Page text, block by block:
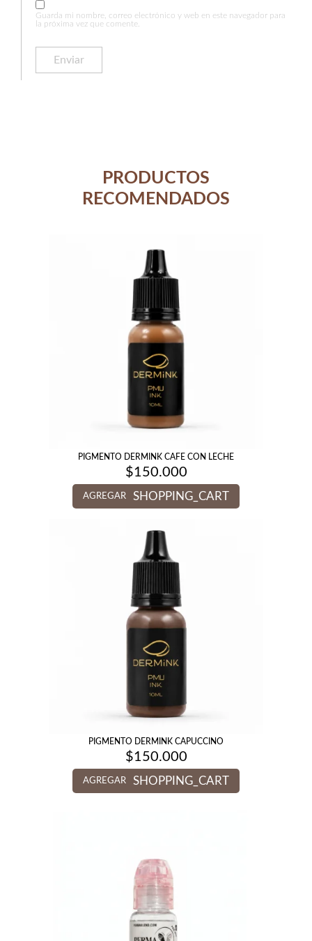
Guarda mi nombre, correo electrónico y web en este navegador para
la próxima vez que comente.
PRODUCTOS
RECOMENDADOS
PIGMENTO DERMINK CAFE CON LECHE
$150.000
AGREGAR SHOPPING_CART
PIGMENTO DERMINK CAPUCCINO
$150.000
AGREGAR SHOPPING_CART